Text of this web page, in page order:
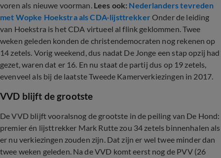
voren als nieuwe voorman. Lees ook: Nederlanders tevreden
met Wopke Hoekstra als CDA-lijsttrekker Onder de leiding
van Hoekstra is het CDA virtueel al flink geklommen. Twee
weken geleden konden de christendemocraten nog rekenen op
14 zetels. Vorig weekend, dus nadat De Jonge een stap opzij had
gezet, waren dat er 16. En nu staat de partij dus op 19 zetels,
evenveel als bij de laatste Tweede Kamerverkiezingen in 2017.
VVD blijft de grootste
De VVD blijft vooralsnog de grootste in de peiling van De Hond:
premier én lijsttrekker Mark Rutte zou 34 zetels binnenhalen als
er nu verkiezingen zouden zijn. Dat zijn er wel twee minder dan
twee weken geleden. Na de VVD komt eerst nog de PVV (26